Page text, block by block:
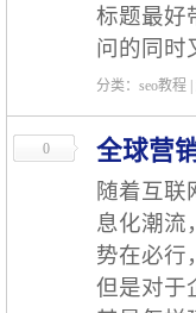
标题最好
问的同时
分类：seo教程 |
0 全球营
随着互联
息化潮流
势在必行
但是对于